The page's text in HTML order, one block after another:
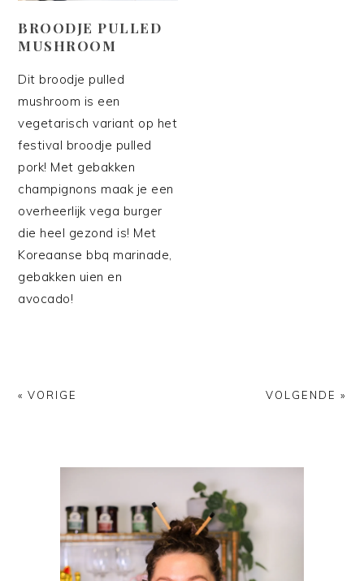
BROODJE PULLED
MUSHROOM
Dit broodje pulled
mushroom is een
vegetarisch variant op het
festival broodje pulled
pork! Met gebakken
champignons maak je een
overheerlijk vega burger
die heel gezond is! Met
Koreaanse bbq marinade,
gebakken uien en
avocado!
« VORIGE VOLGENDE »